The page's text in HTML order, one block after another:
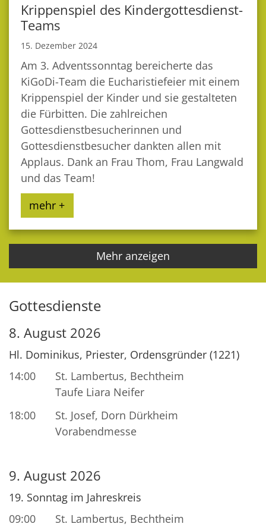
Krippenspiel des Kindergottesdienst-
Teams
15. Dezember 2024
Am 3. Adventssonntag bereicherte das
KiGoDi-Team die Eucharistiefeier mit einem
Krippenspiel der Kinder und sie gestalteten
die Fürbitten. Die zahlreichen
Gottesdienstbesucherinnen und
Gottesdienstbesucher dankten allen mit
Applaus. Dank an Frau Thom, Frau Langwald
und das Team!
mehr +
Mehr anzeigen
Gottesdienste
8. August 2026
Hl. Dominikus, Priester, Ordensgründer (1221)
14:00
St. Lambertus, Bechtheim
Taufe Liara Neifer
18:00
St. Josef, Dorn Dürkheim
Vorabendmesse
9. August 2026
19. Sonntag im Jahreskreis
09:00
St. Lambertus, Bechtheim